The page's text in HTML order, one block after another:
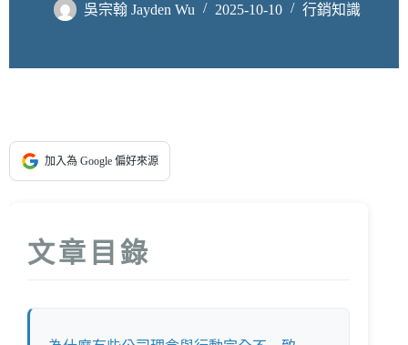
吳宗翰 Jayden Wu 2025-10-10 行銷知識
加入為 Google 偏好來源
文章目錄